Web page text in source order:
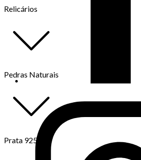
Relicários
Pedras Naturais
Prata 925